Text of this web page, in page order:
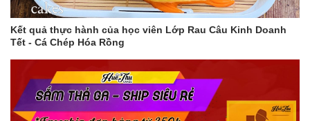
Kết quả thực hành của học viên Lớp Rau Câu Kinh Doanh
Tết - Cá Chép Hóa Rồng